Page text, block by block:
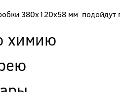
380х120х58 мм подойдут
химию